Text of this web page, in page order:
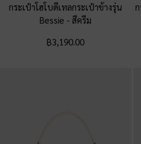
กระเป๋าโฮโบดีเทลกระเป๋าข้างรุ่น
Bessie-สีครีม
฿3,190.00